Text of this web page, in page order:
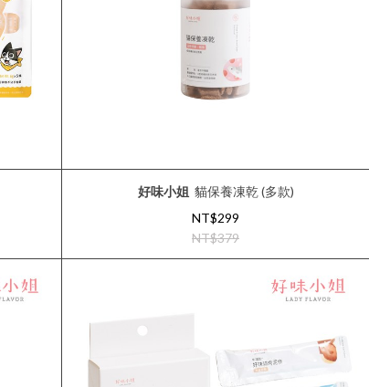
好味小姐 貓保養凍乾 (多款)
NT$299
NT$379